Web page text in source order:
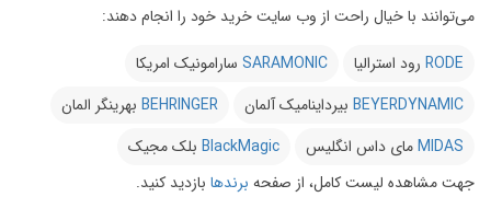
می‌توانند با خیال راحت از وب سایت خرید خود را انجام دهند:
RODE رود استرالیا SARAMONIC سارامونیک امریکا
BEYERDYNAMIC بیرداینامیک آلمان BEHRINGER بهرینگر المان
MIDASمای داس انگلیس BlackMagic بلک مجیک
جهت مشاهده لیست کامل، از صفحه برندها بازدید کنید.